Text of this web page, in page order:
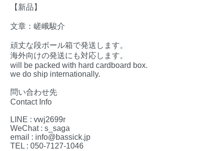
【新品】
文章：嵯峨駿介
頑丈な段ボール箱で発送します。
海外向けの発送にも対応します。
will be packed with hard cardboard box.
we do ship internationally.
問い合わせ先
Contact Info
LINE : vwj2699r
WeChat : s_saga
email : info@bassick.jp
TEL : 050-7127-1046